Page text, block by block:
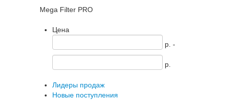
Mega Filter PRO
Цена
p. -
p.
Лидеры продаж
Новые поступления